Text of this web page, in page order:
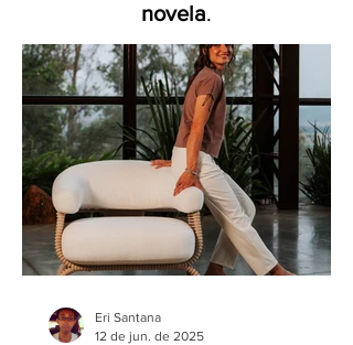
novela.
Eri Santana
12 de jun. de 2025